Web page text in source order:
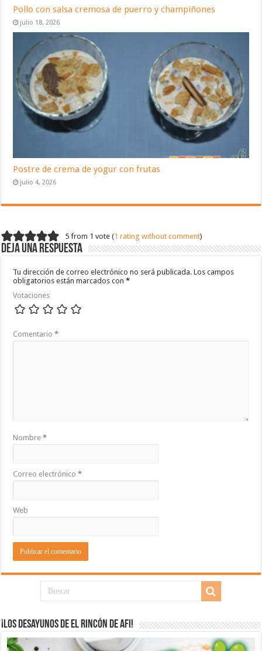
Pollo con salsa cremosa de puerro y champiñones
julio 18, 2026
Postre de crema de yogur con frutas
julio 4, 2026
5 from 1 vote (1 rating without comment)
Deja una respuesta
Tu dirección de correo electrónico no será publicada. Los campos
obligatorios están marcados con*
Votaciones
Comentario*
Nombre*
Correo electrónico*
Web
¡Los desayunos de El Rincón de Afi!